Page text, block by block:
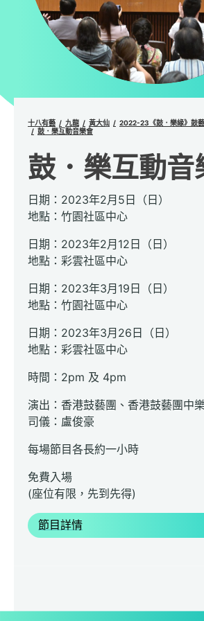
十八有藝 九龍 黃大仙
2022-23《鼓．樂緣》鼓
鼓．樂互動音樂會
鼓．樂互動音
日期：2023年2月5日（日）
地點：竹園社區中心
日期：2023年2月12日（日）
地點：彩雲社區中心
日期：2023年3月19日（日）
地點：竹園社區中心
日期：2023年3月26日（日）
地點：彩雲社區中心
時間：2pm 及 4pm
演出：香港鼓藝團、香港鼓藝團中
司儀：盧俊豪
每場節目各長約一小時
免費入場
(座位有限，先到先得)
節目詳情